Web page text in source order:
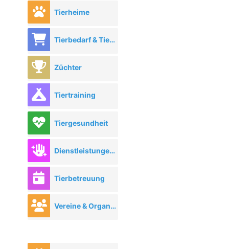
Tierheime
Tierbedarf & Tierhandel
Züchter
Tiertraining
Tiergesundheit
Dienstleistungen rund ums Tier
Tierbetreuung
Vereine & Organisationen